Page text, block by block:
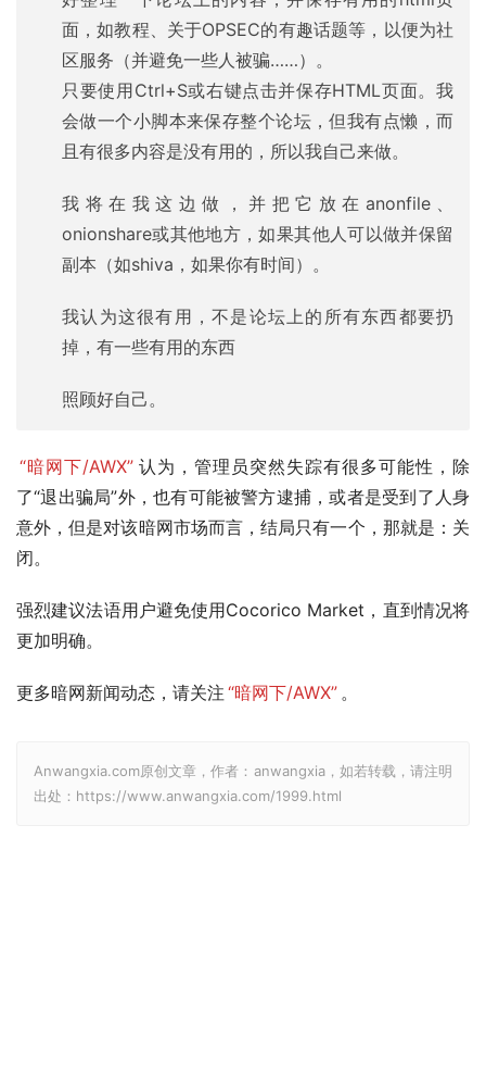
面，如教程、关于OPSEC的有趣话题等，以便为社
区服务（并避免一些人被骗……）。
只要使用Ctrl+S或右键点击并保存HTML页面。我
会做一个小脚本来保存整个论坛，但我有点懒，而
且有很多内容是没有用的，所以我自己来做。
我将在我这边做，并把它放在anonfile、
onionshare或其他地方，如果其他人可以做并保留
副本（如shiva，如果你有时间）。
我认为这很有用，不是论坛上的所有东西都要扔
掉，有一些有用的东西
照顾好自己。
“暗网下/AWX” 认为，管理员突然失踪有很多可能性，除
了“退出骗局”外，也有可能被警方逮捕，或者是受到了人身
意外，但是对该暗网市场而言，结局只有一个，那就是：关
闭。
强烈建议法语用户避免使用Cocorico Market，直到情况将
更加明确。
更多暗网新闻动态，请关注 “暗网下/AWX” 。
Anwangxia.com原创文章，作者：anwangxia，如若转载，请注明
出处：https://www.anwangxia.com/1999.html